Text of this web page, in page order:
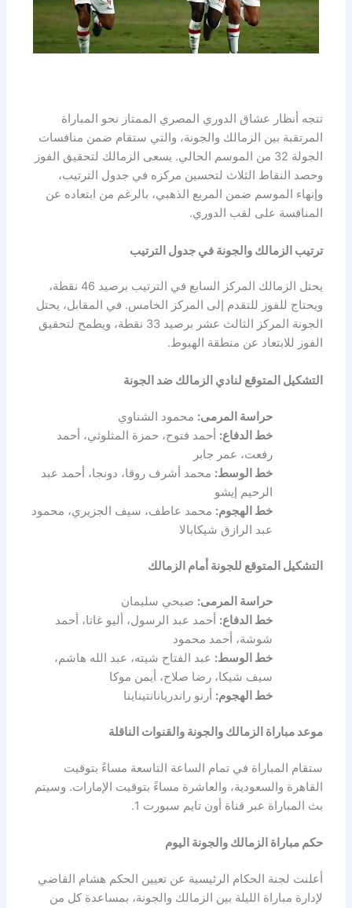
تتجه أنظار عشاق الدوري المصري الممتاز نحو المباراة
المرتقبة بين الزمالك والجونة، والتي ستقام ضمن منافسات
الجولة 32 من الموسم الحالي. يسعى الزمالك لتحقيق الفوز
وحصد النقاط الثلاث لتحسين مركزه في جدول الترتيب،
وإنهاء الموسم ضمن المربع الذهبي، بالرغم من ابتعاده عن
المنافسة على لقب الدوري.
ترتيب الزمالك والجونة في جدول الترتيب
يحتل الزمالك المركز السابع في الترتيب برصيد 46 نقطة،
ويحتاج للفوز للتقدم إلى المركز الخامس. في المقابل، يحتل
الجونة المركز الثالث عشر برصيد 33 نقطة، ويطمح لتحقيق
الفوز للابتعاد عن منطقة الهبوط.
التشكيل المتوقع لنادي الزمالك ضد الجونة
حراسة المرمى: محمود الشناوي
خط الدفاع: أحمد فتوح، حمزة المثلوثي، أحمد
رفعت، عمر جابر
خط الوسط: محمد أشرف روقا، دونجا، أحمد عبد
الرحيم إيشو
خط الهجوم: محمد عاطف، سيف الجزيري، محمود
عبد الرازق شيكابالا
التشكيل المتوقع للجونة أمام الزمالك
حراسة المرمى: صبحي سليمان
خط الدفاع: أحمد عبد الرسول، أليو غاتا، أحمد
شوشة، أحمد محمود
خط الوسط: عبد الفتاح شيته، عبد الله هاشم،
سيف شيكا، رضا صلاح، أيمن موكا
خط الهجوم: أرنو راندريانانتيناينا
موعد مباراة الزمالك والجونة والقنوات الناقلة
ستقام المباراة في تمام الساعة التاسعة مساءً بتوقيت
القاهرة والسعودية، والعاشرة مساءً بتوقيت الإمارات. وسيتم
بث المباراة عبر قناة أون تايم سبورت 1.
حكم مباراة الزمالك والجونة اليوم
أعلنت لجنة الحكام الرئيسية عن تعيين الحكم هشام القاضي
لإدارة مباراة الليلة بين الزمالك والجونة، بمساعدة كل من